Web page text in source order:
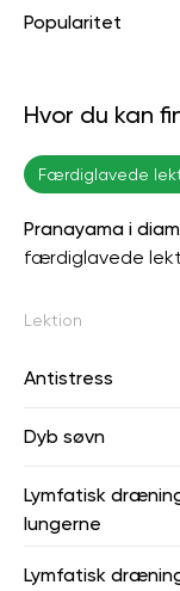
Popularitet
Hvor du kan
Færdiglavede
Pranayama i
færdiglavede
Lektion
Antistress
Dyb søvn
Lymfatisk
lungerne
Lymfatisk